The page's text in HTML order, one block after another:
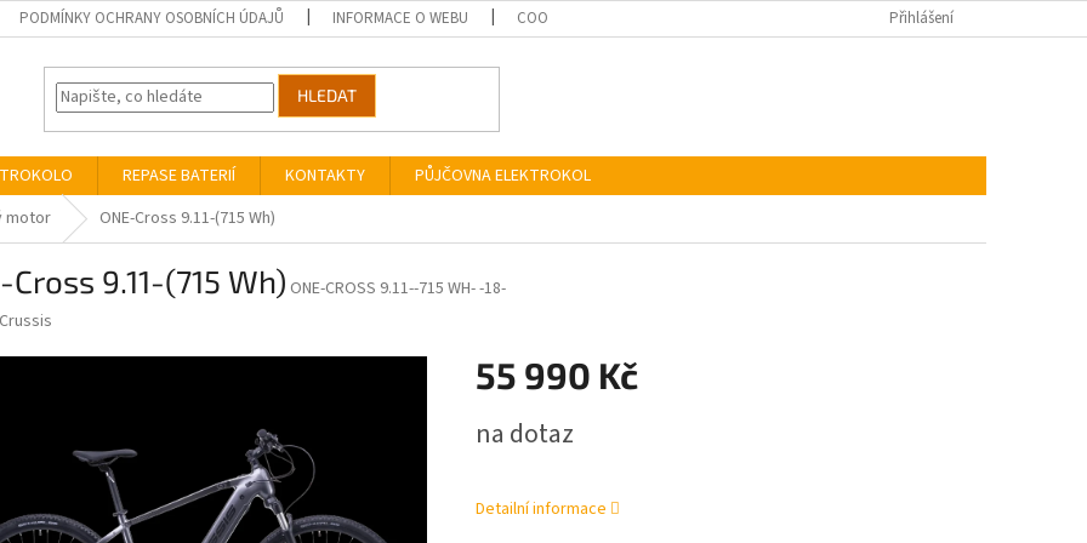
PODMÍNKY OCHRANY OSOBNÍCH ÚDAJŮ INFORMACE O WEBU COOKIES Přihlášení
HLEDAT
REPASE BATERIÍ KONTAKTY
PŮJČOVNA ELEKTROKOL
motor ONE-Cross 9.11-(715 Wh)
Cross 9.11-(715 Wh) ONE-CROSS 9.11--715 WH- -18-
Crussis
55 990 Kč
cena:
na dotaz
Detailní informace